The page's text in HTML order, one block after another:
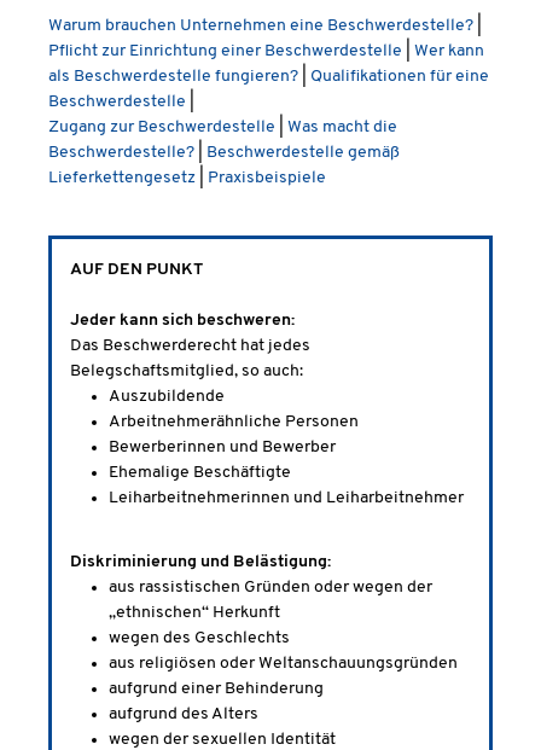
Warum brauchen Unternehmen eine Beschwerdestelle?
Pflicht zur Einrichtung einer Beschwerdestelle
Wer kann
als Beschwerdestelle fungieren?
Qualifikationen für eine
Beschwerdestelle
Zugang zur Beschwerdestelle
Was macht die
Beschwerdestelle?
Beschwerdestelle gemäß
Lieferkettengesetz
Praxisbeispiele
AUF DEN PUNKT
Jeder kann sich beschweren:
Das Beschwerderecht hat jedes
Belegschaftsmitglied, so auch:
Auszubildende
Arbeitnehmerähnliche Personen
Bewerberinnen und Bewerber
Ehemalige Beschäftigte
Leiharbeitnehmerinnen und Leiharbeitnehmer
Diskriminierung und Belästigung:
aus rassistischen Gründen oder wegen der
„ethnischen“ Herkunft
wegen des Geschlechts
aus religiösen oder Weltanschauungsgründen
aufgrund einer Behinderung
aufgrund des Alters
wegen der sexuellen Identität